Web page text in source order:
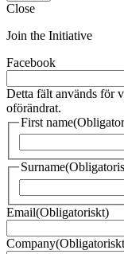
Close
Join the Initiative
Facebook
Detta fält används för
oförändrat.
First name
Surname
Email(Obligatoriskt)
Company